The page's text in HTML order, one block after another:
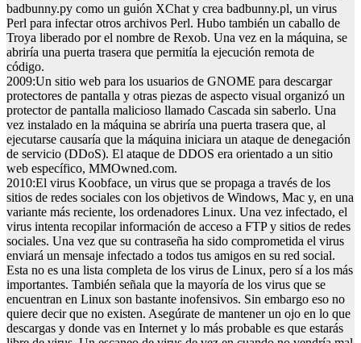
badbunny.py como un guión XChat y crea badbunny.pl, un virus
Perl para infectar otros archivos Perl. Hubo también un caballo de
Troya liberado por el nombre de Rexob. Una vez en la máquina, se
abriría una puerta trasera que permitía la ejecución remota de
código.
2009:Un sitio web para los usuarios de GNOME para descargar
protectores de pantalla y otras piezas de aspecto visual organizó un
protector de pantalla malicioso llamado Cascada sin saberlo. Una
vez instalado en la máquina se abriría una puerta trasera que, al
ejecutarse causaría que la máquina iniciara un ataque de denegación
de servicio (DDoS). El ataque de DDOS era orientado a un sitio
web específico, MMOwned.com.
2010:El virus Koobface, un virus que se propaga a través de los
sitios de redes sociales con los objetivos de Windows, Mac y, en una
variante más reciente, los ordenadores Linux. Una vez infectado, el
virus intenta recopilar información de acceso a FTP y sitios de redes
sociales. Una vez que su contraseña ha sido comprometida el virus
enviará un mensaje infectado a todos tus amigos en su red social.
Esta no es una lista completa de los virus de Linux, pero sí a los más
importantes. También señala que la mayoría de los virus que se
encuentran en Linux son bastante inofensivos. Sin embargo eso no
quiere decir que no existen. Asegúrate de mantener un ojo en lo que
descargas y donde vas en Internet y lo más probable es que estarás